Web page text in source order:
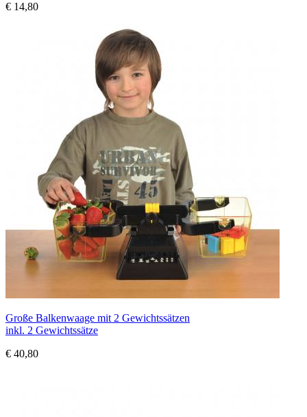
€ 14,80
Große Balkenwaage mit 2 Gewichtssätzen
inkl. 2 Gewichtssätze
€ 40,80